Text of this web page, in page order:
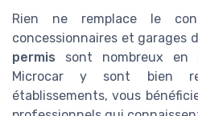
Rien ne remplace le
concessionnaires et garages
permis sont nombreux en
Microcar y sont bien
établissements, vous